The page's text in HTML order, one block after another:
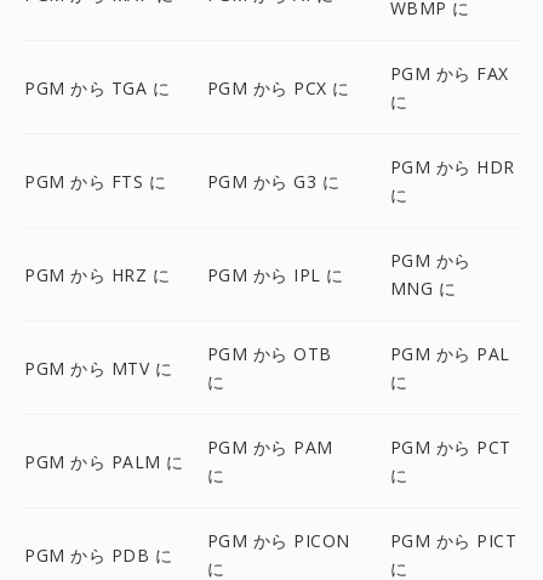
WBMP に
PGM から TGA に PGM から PCX に
PGM から FAX
に
PGM から FTS に PGM から G3 に
PGM から HDR
に
PGM から HRZ に PGM から IPL に
PGM から
MNG に
PGM から MTV に
PGM から OTB
に
PGM から PAL
に
PGM から PALM に
PGM から PAM
に
PGM から PCT
に
PGM から PDB に
PGM から PICON
に
PGM から PICT
に